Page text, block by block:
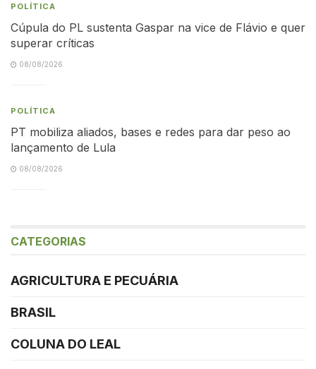
POLÍTICA
Cúpula do PL sustenta Gaspar na vice de Flávio e quer
superar críticas
08/08/2026
POLÍTICA
PT mobiliza aliados, bases e redes para dar peso ao
lançamento de Lula
08/08/2026
CATEGORIAS
AGRICULTURA E PECUÁRIA
BRASIL
COLUNA DO LEAL